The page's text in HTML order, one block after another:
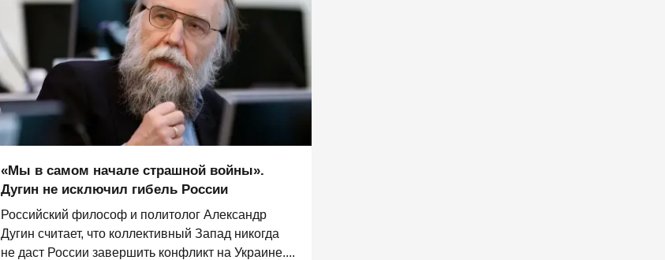
«Мы в самом начале страшной войны».
Дугин не исключил гибель России
Российский философ и политолог Александр
Дугин считает, что коллективный Запад никогда
не даст России завершить конфликт на Украине....